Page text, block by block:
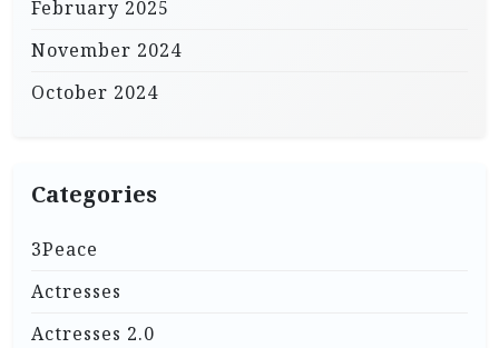
February 2025
November 2024
October 2024
Categories
3Peace
Actresses
Actresses 2.0